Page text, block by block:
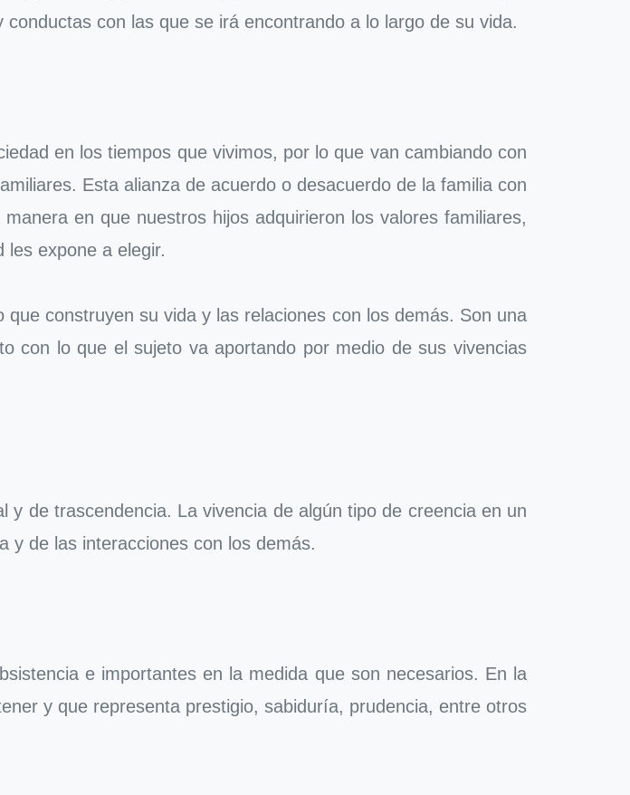
con las que se irá encontrando a lo largo de su vida.
en los tiempos que vivimos, por lo que van cambiando con
Esta alianza de acuerdo o desacuerdo de la familia con
en que nuestros hijos adquirieron los valores familiares,
les expone a elegir.
construyen su vida y las relaciones con los demás. Son una
con lo que el sujeto va aportando por medio de sus vivencias
de trascendencia. La vivencia de algún tipo de creencia en un
y de las interacciones con los demás.
e importantes en la medida que son necesarios. En la
y que representa prestigio, sabiduría, prudencia, entre otros